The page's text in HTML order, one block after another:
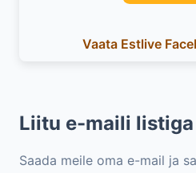
Vaata Estlive
Liitu e-maili
Saada meile oma e-mail ja